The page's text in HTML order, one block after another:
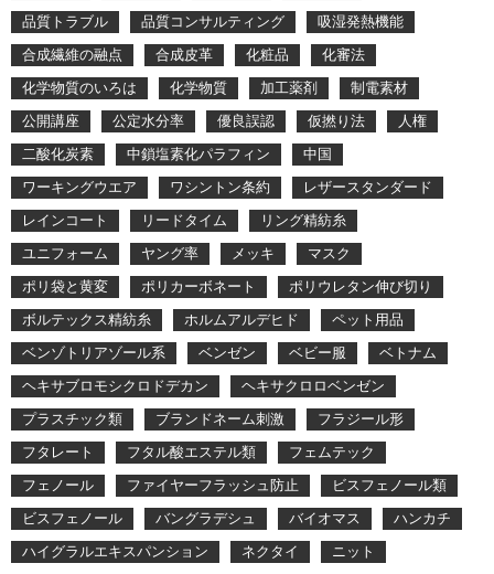
品質トラブル
品質コンサルティング
吸湿発熱機能
合成繊維の融点
合成皮革 化粧品
化審法
化学物質のいろは
化学物質 加工薬剤
制電素材
公開講座
公定水分率 優良誤認 仮撚り法
人権
二酸化炭素
中鎖塩素化パラフィン
中国
ワーキングウエア
ワシントン条約
レザースタンダード
レインコート
リードタイム
リング精紡糸
ユニフォーム
ヤング率 メッキ
マスク
ポリ袋と黄変
ポリカーボネート
ポリウレタン伸び切り
ボルテックス精紡糸
ホルムアルデヒド
ペット用品
ベンゾトリアゾール系
ベンゼン ベビー服
ベトナム
ヘキサブロモシクロドデカン
ヘキサクロロベンゼン
プラスチック類
ブランドネーム刺激
フラジール形
フタレート
フタル酸エステル類
フェムテック
フェノール
ファイヤーフラッシュ防止
ビスフェノール類
ビスフェノール
バングラデシュ バイオマス
ハンカチ
ハイグラルエキスパンション
ネクタイ ニット